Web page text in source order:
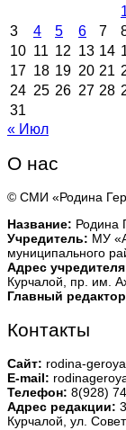
3
4 5 6 7
10 11 12 13 14
17 18 19 20 21
24 25 26 27 28
31
« Июл
О нас
© СМИ «Родина
Название: Родина
Учредитель: МУ
муниципального
Адрес
Курчалой, пр. им.
Главный
Контакты
Сайт: rodina-
E-mail:
Телефон: 8(928)
Адрес редакции:
Курчалой, ул.